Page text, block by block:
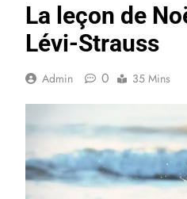
La leçon de
Lévi-Strauss
Admin 0 35 Mins